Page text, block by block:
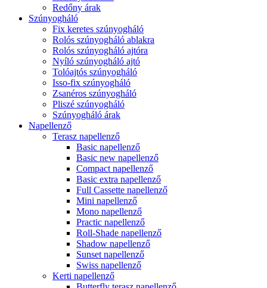
Redőny árak
Szúnyogháló
Fix keretes szúnyogháló
Rolós szúnyogháló ablakra
Rolós szúnyogháló ajtóra
Nyíló szúnyogháló ajtó
Tolóajtós szúnyogháló
Isso-fix szúnyogháló
Zsanéros szúnyogháló
Pliszé szúnyogháló
Szúnyogháló árak
Napellenző
Terasz napellenző
Basic napellenző
Basic new napellenző
Compact napellenző
Basic extra napellenző
Full Cassette napellenző
Mini napellenző
Mono napellenző
Practic napellenző
Roll-Shade napellenző
Shadow napellenző
Sunset napellenző
Swiss napellenző
Kerti napellenző